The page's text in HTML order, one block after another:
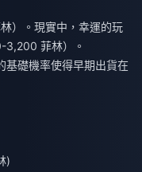
）。現實中，幸運的玩
菲林）。
基礎機率使得早期出貨在
)